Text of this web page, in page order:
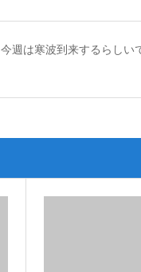
週は寒波到来するらしい